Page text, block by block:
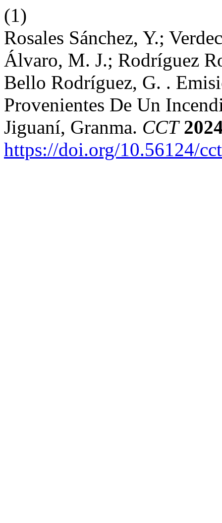
(1)
Rosales Sánchez, Y.;
Álvaro, M. J.; Rodríguez
Bello Rodríguez, G. .
Provenientes De Un
Jiguaní, Granma. CCT
https://doi.org/10.56124/